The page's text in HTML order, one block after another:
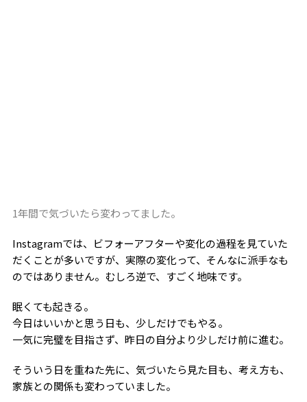
1年間で気づいたら変わってました。
Instagramでは、ビフォーアフターや変化の過程を見ていた
だくことが多いですが、実際の変化って、そんなに派手なも
のではありません。むしろ逆で、すごく地味です。
眠くても起きる。
今日はいいかと思う日も、少しだけでもやる。
一気に完璧を目指さず、昨日の自分より少しだけ前に進む。
そういう日を重ねた先に、気づいたら見た目も、考え方も、
家族との関係も変わっていました。